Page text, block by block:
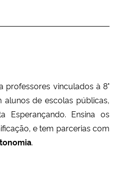
professores vinculados à 8°
alunos de escolas públicas,
Esperançando. Ensina os
e tem parcerias com
.